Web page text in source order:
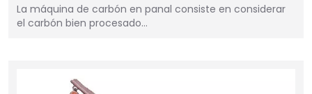
La máquina de carbón en panal consiste en considerar
el carbón bien procesado…